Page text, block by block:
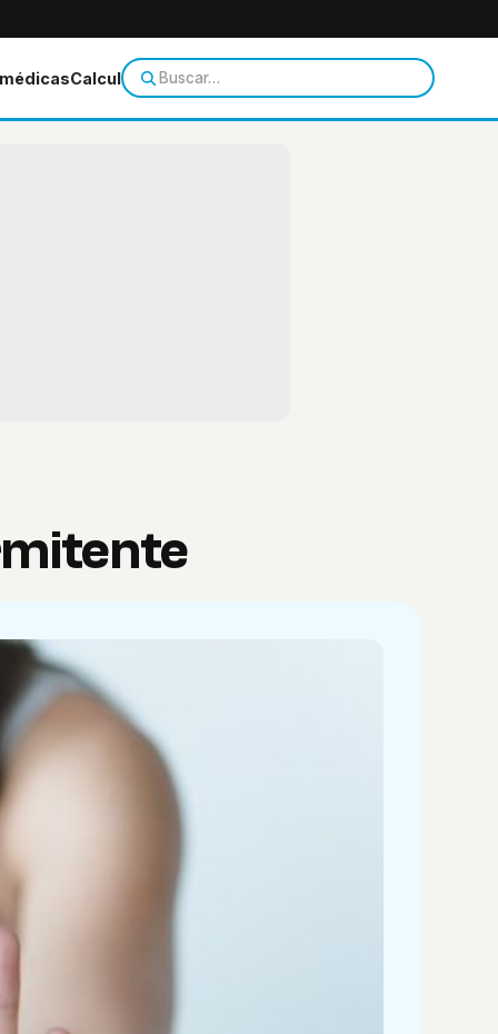
CalculadorasTemas de salud